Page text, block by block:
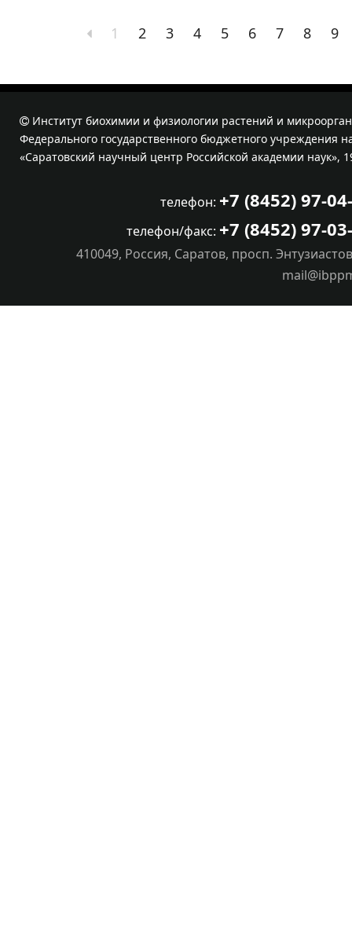
1 2 3 4 5 6 7 8 9
Институт биохимии и физиологии растений и
Федерального государственного бюджетного учреждения
«Саратовский научный центр Российской академии наук»,
телефон: +7 (8452) 97-
телефон/факс: +7 (8452) 97-
410049, Россия, Саратов, просп.